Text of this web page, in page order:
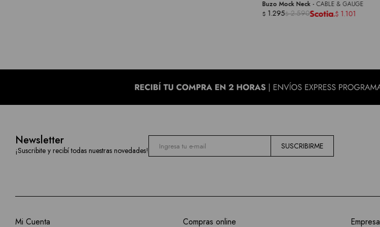
Buzo Mock Neck -CABLE & GAUGE
$ 1.295$ 2.590 $ 1.101
Newsletter
¡Suscribite y recibí todas nuestras novedades! SUSCRIBIRME
Mi Cuenta Compras online Empresa